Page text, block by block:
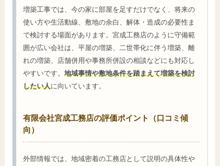
増築工事では、今の家に部屋を足すだけでなく、将来の
使い方や生活動線、敷地の余白、解体・造成の必要性ま
で検討する場面があります。宮成工務店のように守備範
囲が広い会社は、平屋の増築、二世帯化に伴う増築、離
れの増築、店舗併用や事務所併設の相談などにも対応し
やすいです。 地域事情や敷地条件を踏まえて増築を検討
したい人に向いています。
有限会社宮成工務店の評価ポイント（口コミ傾
向）
外部情報では、地域密着の工務店として説明の具体性や